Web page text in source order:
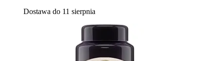
Dostawa do 11 sierpnia